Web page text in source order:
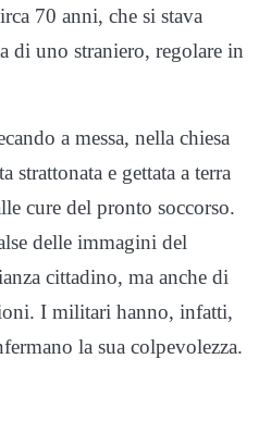
70 anni, che si stava
di uno straniero, regolare in
a messa, nella chiesa
strattonata e gettata a terra
cure del pronto soccorso.
delle immagini del
cittadino, ma anche di
I militari hanno, infatti,
la sua colpevolezza.